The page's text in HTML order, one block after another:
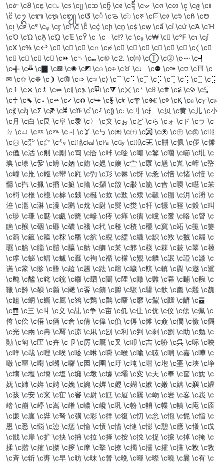
\cᣉ \cᣩ \cᤉ \cᤩ \c᥉ \cᥩ \cᦉ \cᦩ \cᧉ \c᧩ \cᨉ \cᨩ \cᩉ \cᩩ \c᪉ \c᪩
\c᫉ \cᬉ \cᬩ \cᭉ \c᭩ \cᮉ \cᮩ \cᯉ \cᯩ \cᰉ \cᰩ \c᱉ \cᱩ \cᲩ \cᳩ
\cᴉ \cᴩ \cᵉ \cᵩ \cᶉ \cᶩ \c᷉ \cᷩ \cḉ \cḩ \cṉ \cṩ \cẉ \cẩ \cỉ \cứ \cἉ \cἩ
\cὉ \cὩ \cᾉ \cᾩ \cΈ \cῩ \c \c \c⁉ \c⁩ \c₉ \c₩ \c⃩ \c℉ \c℩ \cⅉ
\cⅩ \c↉ \c↩ \c⇉ \c⇩ \c∉ \c∩ \c≉ \c≩ \c⊉ \c⊩ \c⋉ \c⋩ \c⌉ \c〈 \c⍉
\c⍩ \c⎉ \c⎩ \c⏉ \c⏩ \c␉ \c⑉ \c⑩ \c⒉ \c⒩ \cⓉ \cⓩ \c┉ \c┩
\c╉ \c╩ \c▉ \c▩ \c◉ \c◩ \c☉ \c☩ \c♉ \c♩ \c⚉ \c⚩ \c⛉ \c⛩ \c
✉ \c✩ \c❉ \c❩ \c➉ \c➩ \c⟉ \c⟩ \c⠉ \c⠩ \c⡉ \c⡩ \c⢉ \c⢩ \c⣉ \c⣩
\c⤉ \c⤩ \c⥉ \c⥩ \c⦉ \c⦩ \c⧉ \c⧩ \c⨉ \c⨩ \c⩉ \c⩩ \c⪉ \c⪩ \c⫉
\c⫩ \c⬉ \c⬩ \c⭉ \c⭩ \c⮉ \c⮩ \c⯉ \c⯩ \cⰉ \cⰩ \cⱉ \cⱩ \cⲉ \cⲩ \cⳉ
\c⳩ \cⴉ \cⵉ \cⶉ \cⶩ \cⷉ \cⷩ \c⸉ \c⸩ \c⹉ \c⺉ \c⺩ \c⻉ \c⻩ \c⼉ \c⼩
\c⽉ \c⽩ \c⾉ \c⾩ \c⿉ \c〉 \c〩 \cぉ \cど \cら \cォ \cド \cラ \c
ㄉ \cㄩ \cㅉ \cㅩ \cㆉ \cㆩ \c㇉ \c㈉ \c㈩ \c㉉ \c㉩ \c㊉ \c㊩ \c㋉
\c㋩ \c㌉ \c㌩ \c㍉ \c㍩ \c㎉ \c㎩ \c㏉ \c㏩ \c㐉 \c㐩 \c㑉 \c㑩 \c㒉
\c㒩 \c㓉 \c㓩 \c㔉 \c㔩 \c㕉 \c㕩 \c㖉 \c㖩 \c㗉 \c㗩 \c㘉 \c㘩 \c
㙉 \c㙩 \c㚉 \c㚩 \c㛉 \c㛩 \c㜉 \c㜩 \c㝉 \c㝩 \c㞉 \c㞩 \c㟉 \c㟩
\c㠉 \c㠩 \c㡉 \c㡩 \c㢉 \c㢩 \c㣉 \c㣩 \c㤉 \c㤩 \c㥉 \c㥩 \c㦉 \c
㦩 \c㧉 \c㧩 \c㨉 \c㨩 \c㩉 \c㩩 \c㪉 \c㪩 \c㫉 \c㫩 \c㬉 \c㬩 \c㭉
\c㭩 \c㮉 \c㮩 \c㯉 \c㯩 \c㰉 \c㰩 \c㱉 \c㱩 \c㲉 \c㲩 \c㳉 \c㳩 \c
㴉 \c㴩 \c㵉 \c㵩 \c㶉 \c㶩 \c㷉 \c㷩 \c㸉 \c㸩 \c㹉 \c㹩 \c㺉 \c㺩
\c㻉 \c㻩 \c㼉 \c㼩 \c㽉 \c㽩 \c㾉 \c㾩 \c㿉 \c㿩 \c䀉 \c䀩 \c䁉 \c
䁩 \c䂉 \c䂩 \c䃉 \c䃩 \c䄉 \c䄩 \c䅉 \c䅩 \c䆉 \c䆩 \c䇉 \c䇩 \c䈉
\c䈩 \c䉉 \c䉩 \c䊉 \c䊩 \c䋉 \c䋩 \c䌉 \c䌩 \c䍉 \c䍩 \c䎉 \c䎩 \c
䏉 \c䏩 \c䐉 \c䐩 \c䑉 \c䑩 \c䒉 \c䒩 \c䓉 \c䓩 \c䔉 \c䔩 \c䕉 \c䕩
\c䖉 \c䖩 \c䗉 \c䗩 \c䘉 \c䘩 \c䙉 \c䙩 \c䚉 \c䚩 \c䛉 \c䛩 \c䜉 \c
䜩 \c䝉 \c䝩 \c䞉 \c䞩 \c䟉 \c䟩 \c䠉 \c䠩 \c䡉 \c䡩 \c䢉 \c䢩 \c䣉
\c䣩 \c䤉 \c䤩 \c䥉 \c䥩 \c䦉 \c䦩 \c䧉 \c䧩 \c䨉 \c䨩 \c䩉 \c䩩 \c
䪉 \c䪩 \c䫉 \c䫩 \c䬉 \c䬩 \c䭉 \c䭩 \c䮉 \c䮩 \c䯉 \c䯩 \c䰉 \c䰩
\c䱉 \c䱩 \c䲉 \c䲩 \c䳉 \c䳩 \c䴉 \c䴩 \c䵉 \c䵩 \c䶉 \c䶩 \c䷉
\c䷩ \c三 \c丩 \c义 \c乩 \c争 \c亩 \c仉 \c仩 \c伉 \c伩 \c佉 \c佩 \c
侉 \c侩 \c俉 \c俩 \c倉 \c倩 \c偉 \c偩 \c傉 \c傩 \c僉 \c僩 \c儉 \c儩
\c光 \c兩 \c冉 \c冩 \c凉 \c凩 \c刉 \c利 \c剉 \c剩 \c劉 \c助 \c勉 \c
勩 \c匉 \c匩 \c卉 \c卩 \c厉 \c厩 \c叉 \c叩 \c吉 \c吩 \c呉 \c呩 \c咉
\c咩 \c哉 \c哩 \c唉 \c唩 \c啉 \c啩 \c喉 \c喩 \c嗉 \c嗩 \c嘉 \c嘩 \c
噉 \c噩 \c嚉 \c嚩 \c囉 \c囩 \c圉 \c圩 \c坉 \c坩 \c垉 \c垩 \c埉 \c埩
\c堉 \c堩 \c塉 \c塩 \c墉 \c墩 \c壉 \c壩 \c変 \c天 \c奉 \c奩 \c妉 \c
妩 \c姉 \c姩 \c娉 \c娩 \c婉 \c婩 \c媉 \c媩 \c嫉 \c嫩 \c嬉 \c嬩 \c孉
\c孩 \c安 \c宩 \c寉 \c審 \c尉 \c尩 \c屉 \c屩 \c岉 \c岩 \c峉 \c峩 \c
崉 \c崩 \c嵉 \c嵩 \c嶉 \c嶩 \c巉 \c巩 \c帉 \c帩 \c幉 \c幩 \c庉 \c庩
\c廉 \c廩 \c弉 \c弩 \c彉 \c彩 \c徉 \c復 \c忉 \c忩 \c怉 \c怩 \c恉 \c
恩 \c悉 \c悩 \c惉 \c惩 \c愉 \c愩 \c慉 \c慩 \c憉 \c憩 \c應 \c懩 \c戉
\c戩 \c扉 \c扩 \c抉 \c抩 \c拉 \c择 \c按 \c挩 \c捉 \c捩 \c掉 \c掩 \c
揉 \c揩 \c搉 \c搩 \c摉 \c摩 \c撉 \c撩 \c擉 \c擩 \c攉 \c攩 \c敉 \c敩
\c斉 \c斩 \c旉 \c早 \c昉 \c昩 \c晉 \c晩 \c暉 \c暩 \c曉 \c曩 \c有 \c